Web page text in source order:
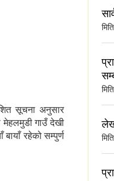
सूचना अनुसार
मेहलमुडी गाउँ देखी
बायाँ रहेको सम्पुर्ण